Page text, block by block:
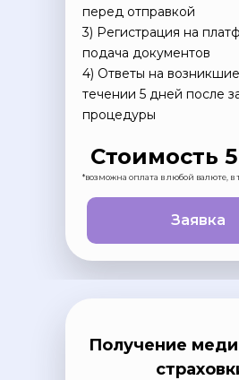
перед отправкой
3) Регистрация на
подача документов
4) Ответы на
течении 5 дней после
процедуры
Заявка
Стоимость
*возможна оплата в любой валюте, в
Получение